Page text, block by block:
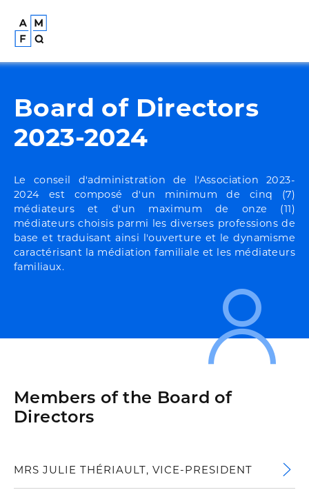
Board of Directors
2023-2024
Le conseil d'administration de l'Association 2023-
2024 est composé d'un minimum de cinq (7)
médiateurs et d'un maximum de onze (11)
médiateurs choisis parmi les diverses professions de
base et traduisant ainsi l'ouverture et le dynamisme
caractérisant la médiation familiale et les médiateurs
familiaux.
Members of the Board of
Directors
MRS JULIE THÉRIAULT, VICE-PRESIDENT